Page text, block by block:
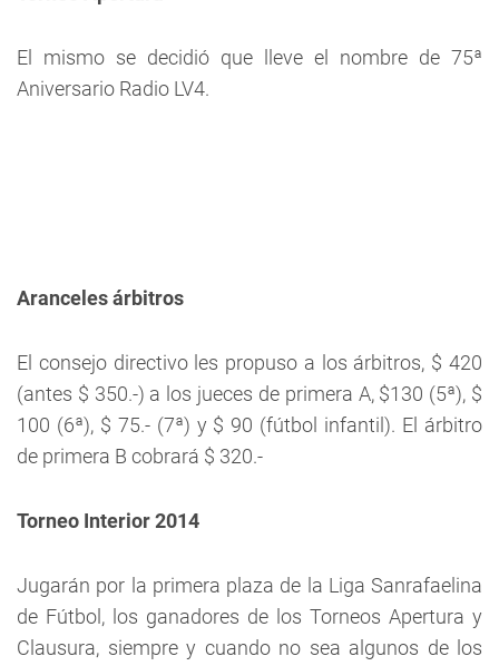
El mismo se decidió que lleve el nombre de 75ª
Aniversario Radio LV4.
Aranceles árbitros
El consejo directivo les propuso a los árbitros, $ 420
(antes $ 350.-) a los jueces de primera A, $130 (5ª), $
100 (6ª), $ 75.- (7ª) y $ 90 (fútbol infantil). El árbitro
de primera B cobrará $ 320.-
Torneo Interior 2014
Jugarán por la primera plaza de la Liga Sanrafaelina
de Fútbol, los ganadores de los Torneos Apertura y
Clausura, siempre y cuando no sea algunos de los